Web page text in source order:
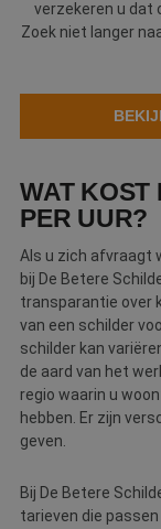
verzekeren u dat
Zoek niet langer
WAT KOST
PER UUR?
Als u zich afvraagt
bij De Betere
transparantie over
van een schilder
schilder kan
de aard van het
regio waarin u
hebben. Er zijn
geven.
Bij De Betere
tarieven die